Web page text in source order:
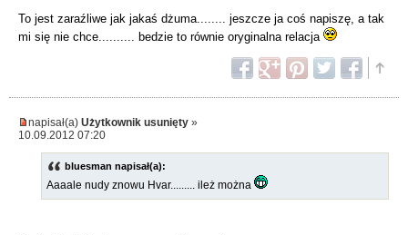
To jest zaraźliwe jak jakaś dżuma........ jeszcze ja coś napiszę, a tak
mi się nie chce.......... bedzie to równie oryginalna relacja
napisał(a) Użytkownik usunięty »
10.09.2012 07:20
bluesman napisał(a):
Aaaale nudy znowu Hvar......... ileż można